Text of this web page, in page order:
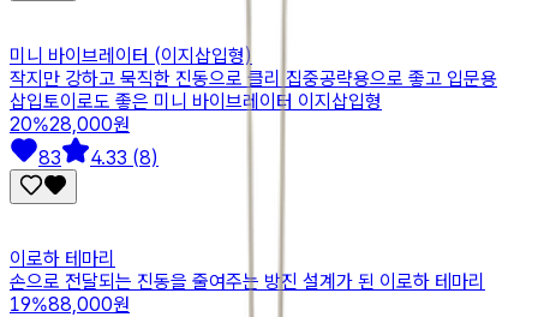
미니 바이브레이터 (이지삽입형)
작지만 강하고 묵직한 진동으로 클리 집중공략용으로 좋고 입문용
삽입토이로도 좋은 미니 바이브레이터 이지삽입형
20%28,000원
83
4.33 (8)
이로하 테마리
손으로 전달되는 진동을 줄여주는 방진 설계가 된 이로하 테마리
19%88,000원